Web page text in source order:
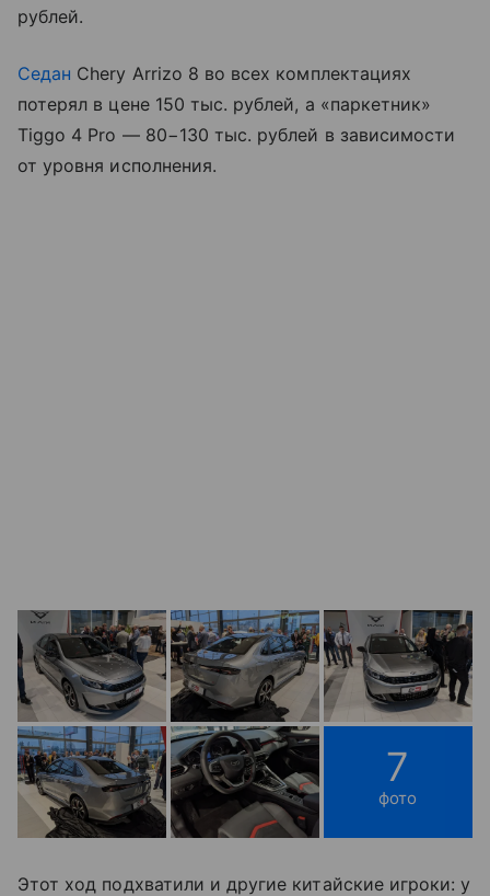
рублей.
Седан Chery Arrizo 8 во всех комплектациях
потерял в цене 150 тыс. рублей, а «паркетник»
Tiggo 4 Pro — 80−130 тыс. рублей в зависимости
от уровня исполнения.
7
фото
Этот ход подхватили и другие китайские игроки: у